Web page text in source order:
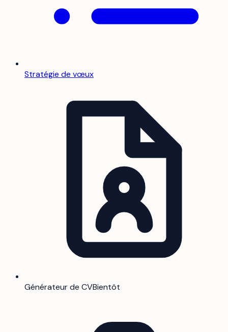
Stratégie de vœux
Générateur de CVBientôt